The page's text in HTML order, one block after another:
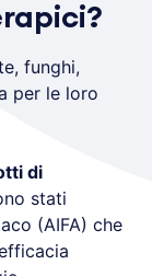
funghi,
per le loro
di
stati
(AIFA) che